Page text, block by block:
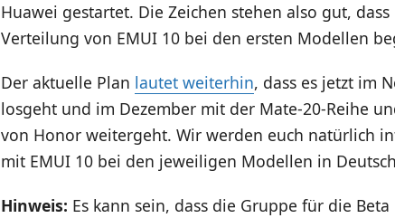
Huawei gestartet. Die Zeichen stehen also gut,
Verteilung von EMUI 10 bei den ersten Modellen
Der aktuelle Plan lautet weiterhin, dass es jetzt im
losgeht und im Dezember mit der Mate-20-Reihe
von Honor weitergeht. Wir werden euch natürlich
mit EMUI 10 bei den jeweiligen Modellen in
Hinweis: Es kann sein, dass die Gruppe für die